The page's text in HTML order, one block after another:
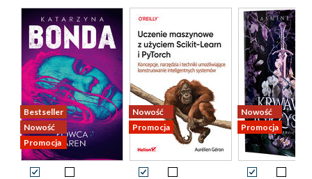
Bestseller
Nowość
Promocja
Nowość
Promocja
Nowość
Promocja